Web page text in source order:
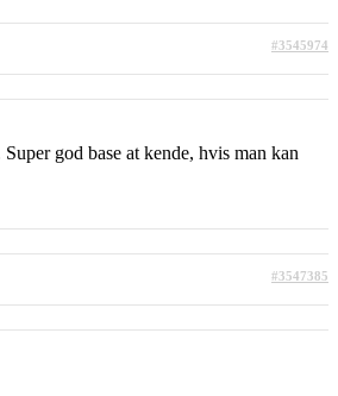
#3545974
god base at kende, hvis man kan
#3547385